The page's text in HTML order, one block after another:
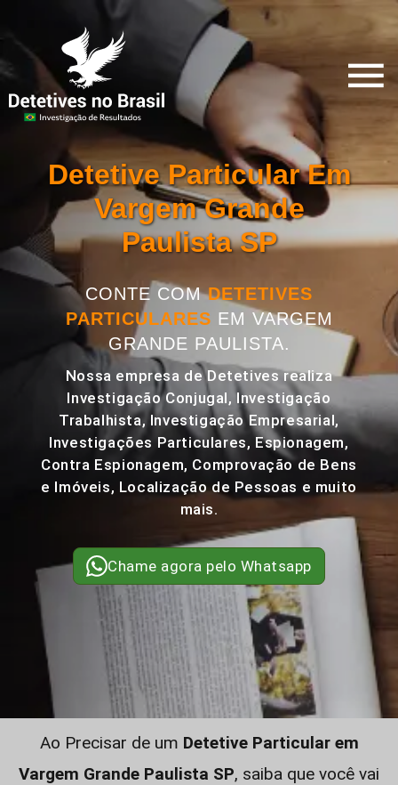
Detetive Particular Em
Vargem Grande
Paulista SP
CONTE COMDETETIVES
PARTICULARES EM VARGEM
GRANDE PAULISTA.
Nossa empresa de Detetives realiza
Investigação Conjugal, Investigação
Trabalhista, Investigação Empresarial,
Investigações Particulares, Espionagem,
Contra Espionagem, Comprovação de Bens
e Imóveis, Localização de Pessoas e muito
mais.
Chame agora pelo Whatsapp
Ao Precisar de um Detetive Particular em
Vargem Grande Paulista SP, saiba que você vai